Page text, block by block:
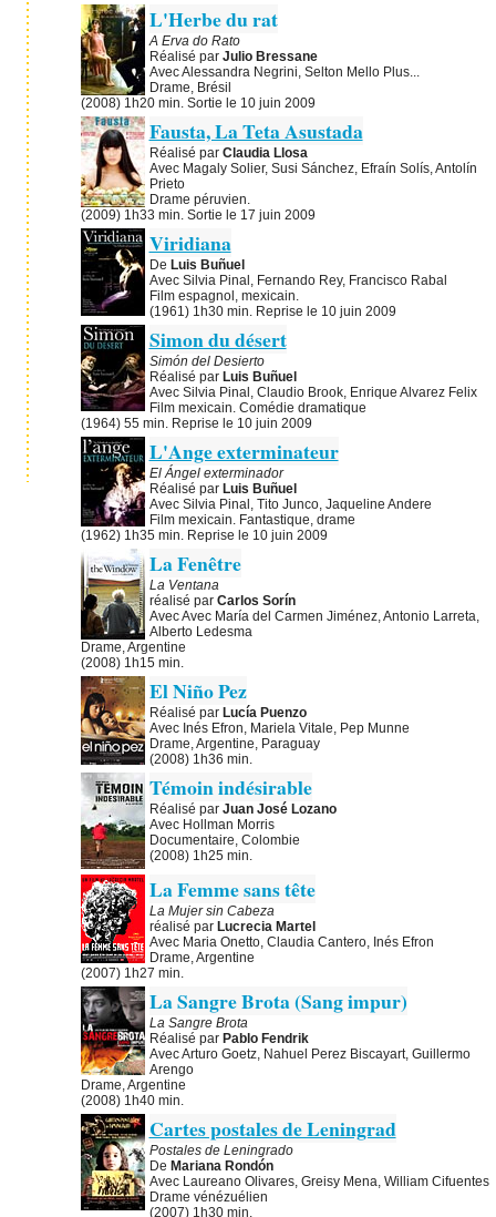
L'Herbe du rat
A Erva do Rato
Réalisé par Julio Bressane
Avec Alessandra Negrini, Selton Mello Plus...
Drame, Brésil
(2008) 1h20 min. Sortie le 10 juin 2009
Fausta, La Teta Asustada
Réalisé par Claudia Llosa
Avec Magaly Solier, Susi Sánchez, Efraín Solís, Antolín
Prieto
Drame péruvien.
(2009) 1h33 min. Sortie le 17 juin 2009
Viridiana
De Luis Buñuel
Avec Silvia Pinal, Fernando Rey, Francisco Rabal
Film espagnol, mexicain.
(1961) 1h30 min. Reprise le 10 juin 2009
Simon du désert
Simón del Desierto
Réalisé par Luis Buñuel
Avec Silvia Pinal, Claudio Brook, Enrique Alvarez Felix
Film mexicain. Comédie dramatique
(1964) 55 min. Reprise le 10 juin 2009
L'Ange exterminateur
El Ángel exterminador
Réalisé par Luis Buñuel
Avec Silvia Pinal, Tito Junco, Jaqueline Andere
Film mexicain. Fantastique, drame
(1962) 1h35 min. Reprise le 10 juin 2009
La Fenêtre
La Ventana
réalisé par Carlos Sorín
Avec Avec María del Carmen Jiménez, Antonio Larreta,
Alberto Ledesma
Drame, Argentine
(2008) 1h15 min.
El Niño Pez
Réalisé parLucía Puenzo
Avec Inés Efron, Mariela Vitale, Pep Munne
Drame, Argentine, Paraguay
(2008) 1h36 min.
Témoin indésirable
Réalisé parJuan José Lozano
Avec Hollman Morris
Documentaire, Colombie
(2008) 1h25 min.
La Femme sans tête
La Mujer sin Cabeza
réalisé par Lucrecia Martel
Avec Maria Onetto, Claudia Cantero, Inés Efron
Drame, Argentine
(2007) 1h27 min.
La Sangre Brota (Sang impur)
La Sangre Brota
Réalisé par Pablo Fendrik
Avec Arturo Goetz, Nahuel Perez Biscayart, Guillermo
Arengo
Drame, Argentine
(2008) 1h40 min.
Cartes postales de Leningrad
Postales de Leningrado
De Mariana Rondón
Avec Laureano Olivares, Greisy Mena, William Cifuentes
Drame vénézuélien
(2007) 1h30 min.